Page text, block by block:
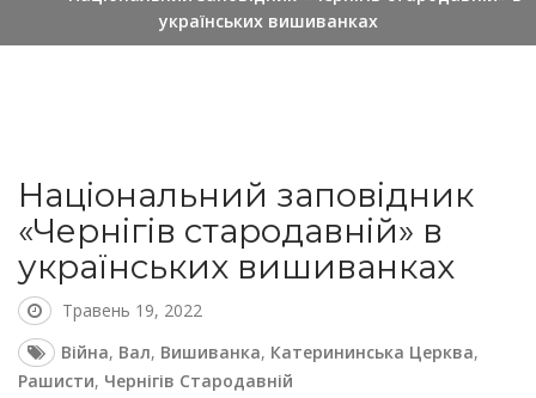
українських вишиванках
Національний заповідник
«Чернігів стародавній» в
українських вишиванках
Травень 19, 2022
Війна, Вал, Вишиванка, Катерининська Церква,
Рашисти, Чернігів Стародавній